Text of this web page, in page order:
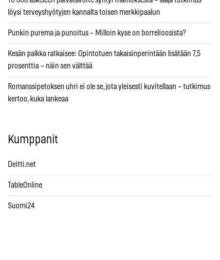
löysi terveyshyötyjen kannalta toisen merkkipaalun
Punkin purema ja punoitus – Milloin kyse on borrelioosista?
Kesän palkka ratkaisee: Opintotuen takaisinperintään lisätään 7,5
prosenttia – näin sen välttää
Romanssipetoksen uhri ei ole se, jota yleisesti kuvitellaan – tutkimus
kertoo, kuka lankeaa
Kumppanit
Deitti.net
TableOnline
Suomi24